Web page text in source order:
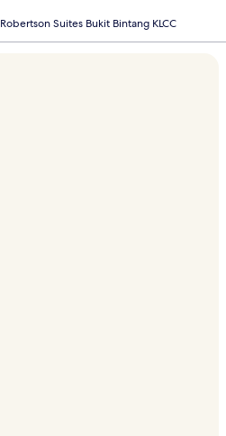
Robertson Suites Bukit Bintang KLCC